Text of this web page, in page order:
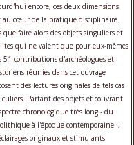
encore, ces deux dimensions
au cœur de la pratique disciplinaire.
que faire alors des objets singuliers et
qui ne valent que pour eux-mêmes
51 contributions d'archéologues et
réunies dans cet ouvrage
des lectures originales de tels cas
Partant des objets et couvrant
chronologique très long - du
à l'époque contemporaine -,
originaux et stimulants